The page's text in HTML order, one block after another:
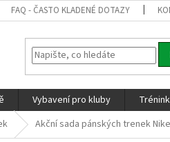
FAQ - ČASTO KLADENÉ DOTAZY
Vybavení pro kluby
Akční sada pánských trenek